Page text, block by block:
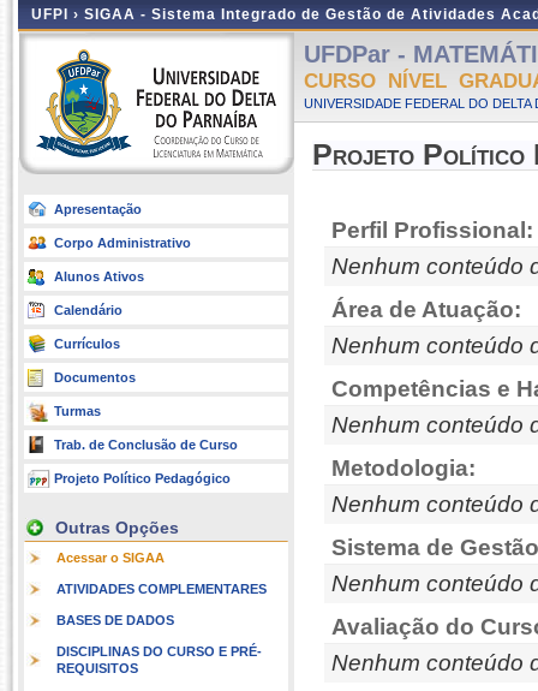
UFPI › SIGAA - Sistema Integrado de Gestão de Atividades
Apresentação
Corpo Administrativo
Alunos Ativos
Calendário
Currículos
Documentos
Turmas
Trab. de Conclusão de Curso
Projeto Político Pedagógico
Outras Opções
Acessar o SIGAA
ATIVIDADES COMPLEMENTARES
BASES DE DADOS
DISCIPLINAS DO CURSO E PRÉ-
REQUISITOS
UFDPar -
CURSO NÍVEL
UNIVERSIDADE FEDERAL DO DELTA
Projeto Político
Perfil Profissional:
Nenhum conteúdo
Área de Atuação:
Nenhum conteúdo
Competências e
Nenhum conteúdo
Metodologia:
Nenhum conteúdo
Sistema de
Nenhum conteúdo
Avaliação do
Nenhum conteúdo